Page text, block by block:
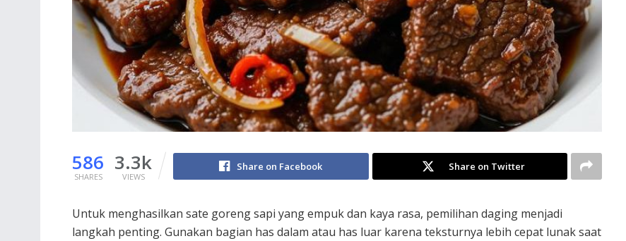
586
SHARES
3.3k
VIEWS
Share on Facebook Share on Twitter
Untuk menghasilkan sate goreng sapi yang empuk dan kaya rasa, pemilihan daging menjadi
langkah penting. Gunakan bagian has dalam atau has luar karena teksturnya lebih cepat lunak saat